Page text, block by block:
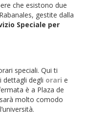
che esistono due
gestite dalla
Speciale per
speciali. Qui ti
degli orari e
è a Plaza de
molto comodo